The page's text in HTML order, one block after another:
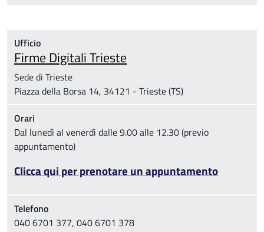
Ufficio
Firme Digitali Trieste
Sede di Trieste
Piazza della Borsa 14, 34121 - Trieste (TS)
Orari
Dal lunedì al venerdì dalle 9.00 alle 12.30 (previo
appuntamento)
Clicca qui per prenotare un appuntamento
Telefono
040 6701 377, 040 6701 378